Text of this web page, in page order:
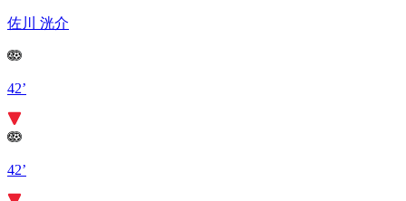
佐川 洸介
42’
42’